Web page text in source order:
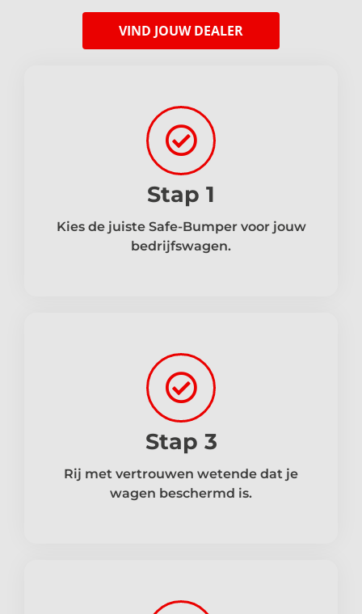
VIND JOUW DEALER
Stap 1
Kies de juiste Safe-Bumper voor jouw
bedrijfswagen.
Stap 3
Rij met vertrouwen wetende dat je
wagen beschermd is.